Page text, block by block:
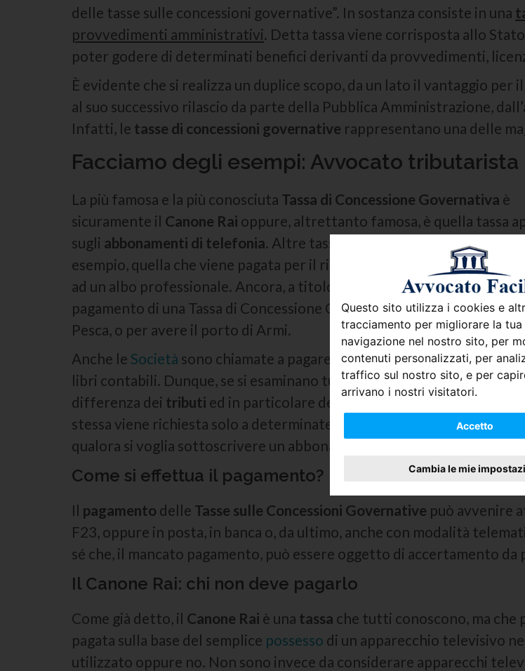
Questo sito utilizza i cookies e
tracciamento per migliorare la tua
navigazione nel nostro sito, per
contenuti personalizzati, per
traffico sul nostro sito, e per
arrivano i nostri visitatori.
Accetto
Cambia le mie
delle tasse sulle concessioni governative”. In sostanza consiste in una
provvedimenti amministrativi. Detta tassa viene corrisposta allo
poter godere di determinati benefici derivanti da provvedimenti,
È evidente che si realizza un duplice scopo, da un lato il vantaggio
al suo successivo rilascio da parte della Pubblica Amministrazione,
Infatti, le tasse di concessioni governative rappresentano una delle
Facciamo degli esempi: Avvocato tributarista
La più famosa e la più conosciuta Tassa di Concessione Governativa è
sicuramente il Canone Rai oppure, altrettanto famosa, è quella tassa
sugli abbonamenti di telefonia. Altre tasse di concessione governativa
esempio, quella che viene pagata per il rilascio del passaporto o per
ad un albo professionale. Ancora, a titolo esemplificativo, può essere
pagamento di una Tassa di Concessione Governativa per avere la
Pesca, o per avere il porto di Armi.
Anche le Società sono chiamate a pagare una Tassa che rientra in
libri contabili. Dunque, se si esaminano tutte queste categorie ben si
differenza dei tributi ed in particolare delle Imposte non va a colpire
stessa viene richiesta solo a determinate categorie di
contribuenti,
qualora si voglia sottoscrivere un abbonamento telefonico o avere una
Come si effettua il pagamento?
Il pagamento delle Tasse sulle Concessioni Governative può avvenire
F23, oppure in posta, in banca o, da ultimo, anche con modalità
sé che, il mancato pagamento, può essere oggetto di accertamento
Il Canone Rai: chi non deve pagarlo
Come già detto, il Canone Rai è una tassa che tutti conoscono, ma che
pagata sulla base del semplice possesso di un apparecchio televisivo
utilizzato oppure no. Non sono invece da considerare apparecchi